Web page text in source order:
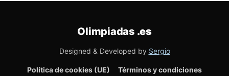
Política de cookies (UE) Términos y condiciones
Olimpiadas .es
Designed & Developed by Sergio